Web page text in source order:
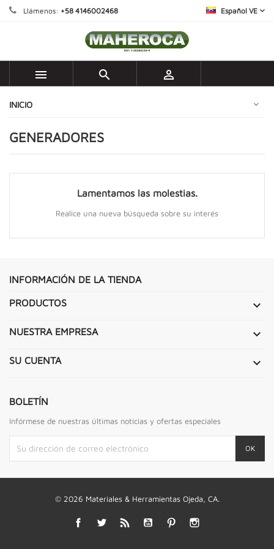
Llámenos: +58 4146002468 Español VE
  
INICIO
GENERADORES
Lamentamos las molestias.
Realice una nueva búsqueda sobre su interés
INFORMACIÓN DE LA TIENDA
PRODUCTOS 
NUESTRA EMPRESA 
SU CUENTA 
BOLETÍN
Infórmese de nuestras últimas noticias y ofertas especiales
© 2026 Materiales & Herramientas Ojeda, CA.
Facebook Twitter YouTube Pinterest